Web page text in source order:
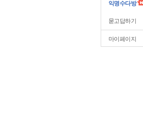
익명수다방
묻고답하기
마이페이지